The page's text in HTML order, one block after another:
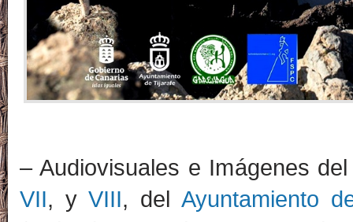
– Audiovisuales e Imágenes
VII, yVIII, delAyuntamiento